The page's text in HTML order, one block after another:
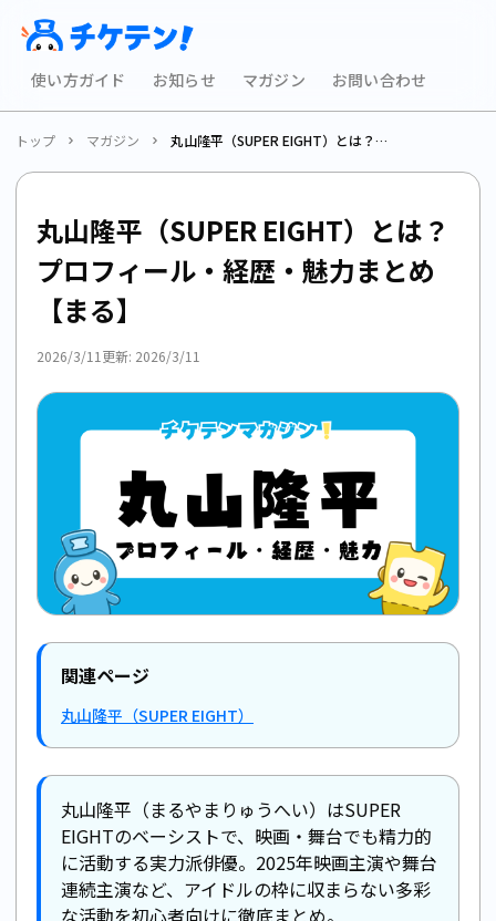
使い方ガイド お知らせ マガジン お問い合わせ
トップ マガジン 丸山隆平（SUPER EIGHT）とは？プロフィール・経歴・魅力まとめ【まる】
丸山隆平（SUPER EIGHT）とは？
プロフィール・経歴・魅力まとめ
【まる】
2026/3/11 更新: 2026/3/11
関連ページ
丸山隆平（SUPER EIGHT）
丸山隆平（まるやまりゅうへい）はSUPER
EIGHTのベーシストで、映画・舞台でも精力的
に活動する実力派俳優。2025年映画主演や舞台
連続主演など、アイドルの枠に収まらない多彩
な活動を初心者向けに徹底まとめ。